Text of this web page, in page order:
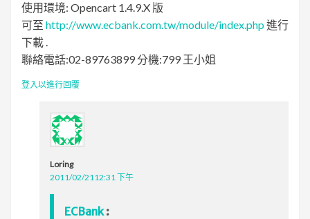
使用環境: Opencart 1.4.9.X 版
可至 http://www.ecbank.com.tw/module/index.php進行
下載 .
聯絡電話:02-89763899 分機:799 王小姐
登入以進行回覆
Loring
2011/02/2112:31 下午
ECBank: